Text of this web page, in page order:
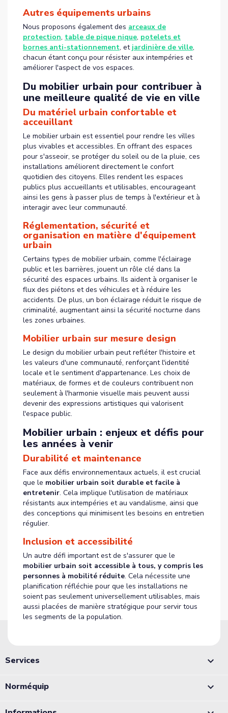
Autres équipements urbains
Nous proposons également des arceaux de
protection, table de pique nique, potelets et
bornes anti-stationnement, et jardinière de ville,
chacun étant conçu pour résister aux intempéries et
améliorer l'aspect de vos espaces.
Du mobilier urbain pour contribuer à
une meilleure qualité de vie en ville
Du matériel urbain confortable et
acceuillant
Le mobilier urbain est essentiel pour rendre les villes
plus vivables et accessibles. En offrant des espaces
pour s'asseoir, se protéger du soleil ou de la pluie, ces
installations améliorent directement le confort
quotidien des citoyens. Elles rendent les espaces
publics plus accueillants et utilisables, encourageant
ainsi les gens à passer plus de temps à l'extérieur et à
interagir avec leur communauté.
Réglementation, sécurité et
organisation en matière d'équipement
urbain
Certains types de mobilier urbain, comme l'éclairage
public et les barrières, jouent un rôle clé dans la
sécurité des espaces urbains. Ils aident à organiser le
flux des piétons et des véhicules et à réduire les
accidents. De plus, un bon éclairage réduit le risque de
criminalité, augmentant ainsi la sécurité nocturne dans
les zones urbaines.
Mobilier urbain sur mesure design
Le design du mobilier urbain peut refléter l'histoire et
les valeurs d'une communauté, renforçant l'identité
locale et le sentiment d'appartenance. Les choix de
matériaux, de formes et de couleurs contribuent non
seulement à l'harmonie visuelle mais peuvent aussi
devenir des expressions artistiques qui valorisent
l'espace public.
Mobilier urbain : enjeux et défis pour
les années à venir
Durabilité et maintenance
Face aux défis environnementaux actuels, il est crucial
que le mobilier urbain soit durable et facile à
entretenir. Cela implique l'utilisation de matériaux
résistants aux intempéries et au vandalisme, ainsi que
des conceptions qui minimisent les besoins en entretien
régulier.
Inclusion et accessibilité
Un autre défi important est de s'assurer que le
mobilier urbain soit accessible à tous, y compris les
personnes à mobilité réduite. Cela nécessite une
planification réfléchie pour que les installations ne
soient pas seulement universellement utilisables, mais
aussi placées de manière stratégique pour servir tous
les segments de la population.
Services 
Norméquip 